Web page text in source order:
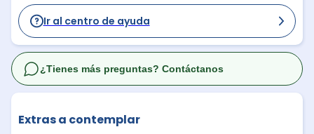
Ir al centro de ayuda
Extras a contemplar
¿Tienes más preguntas? Contáctanos